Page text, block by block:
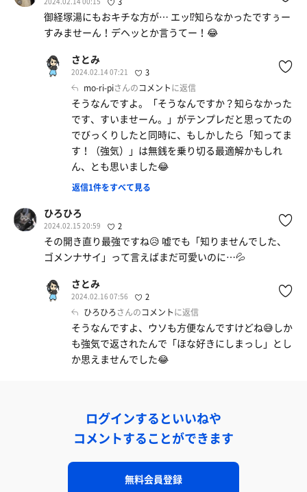
御経塚湯にもおキチな方が… エッ⁉️知らなかったですぅー
すみませーん！デヘッとか言うてー！😂
さとみ
2024.02.14 07:21 3
mo-ri-piさんのコメントに返信
そうなんですよ。「そうなんですか？知らなかった
です、すいませーん。」がテンプレだと思ってたの
でびっくりしたと同時に、もしかしたら「知ってま
す！（強気）」は無銭を乗り切る最適解かもしれ
ん、とも思いました😂
返信1件をすべて見る
ひろひろ
2024.02.15 20:59 2
その開き直り最強ですね😥 嘘でも「知りませんでした、
ゴメンナサイ」って言えばまだ可愛いのに…💦
さとみ
2024.02.16 07:56 2
ひろひろ さんのコメントに返信
そうなんですよ、ウソも方便なんですけどね😅しか
も強気で返されたんで「ほな好きにしまっし」とし
か思えませんでした😂
ログインするといいねや
コメントすることができます
無料会員登録